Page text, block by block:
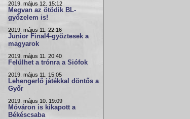
2019. május 12. 15:12
Megvan az ötödik BL-
győzelem is!
2019. május 11. 22:16
Junior Final4-győztesek a
magyarok
2019. május 11. 20:40
Felülhet a trónra a Siófok
2019. május 11. 15:05
Lehengerlő játékkal döntős a
Győr
2019. május 10. 19:09
Móváron is kikapott a
Békéscsaba